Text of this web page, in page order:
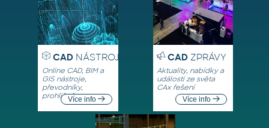
CADNÁSTROJE
Online CAD, BIM a
GIS nástroje,
převodníky,
prohlížečeVíce info
CADZPRÁVY
Aktuality, nabídky a
události ze světa
CAx řešení
Více info